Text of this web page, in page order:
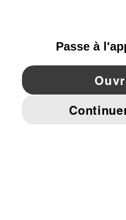
YouTube Twitter